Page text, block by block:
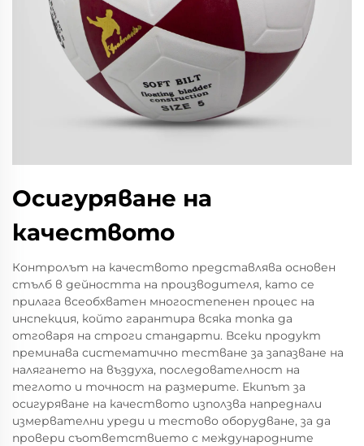
Осигуряване на
качеството
Контролът на качеството представлява основен
стълб в дейността на производителя, като се
прилага всеобхватен многостепенен процес на
инспекция, който гарантира всяка топка да
отговаря на строги стандарти. Всеки продукт
преминава систематично тестване за запазване на
налягането на въздуха, последователност на
теглото и точност на размерите. Екипът за
осигуряване на качеството използва напреднали
измервателни уреди и тестово оборудване, за да
провери съответствието с международните